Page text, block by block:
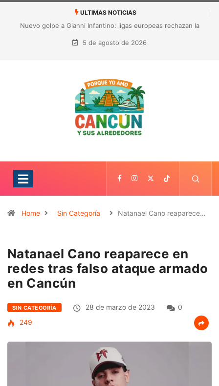
ULTIMAS NOTICIAS
Nuevo golpe a Gianni Infantino: ligas europeas rechazan la
expansión de las competiciones de la FIFA
5 de agosto de 2026
Home Sin Categoría Natanael Cano reaparece…
Natanael Cano reaparece en
redes tras falso ataque armado
en Cancún
SIN CATEGORÍA 28 de marzo de 2023
0
249